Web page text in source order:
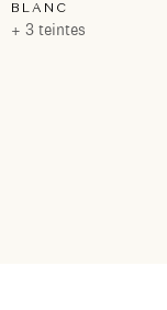
BLANC
+ 3 teintes